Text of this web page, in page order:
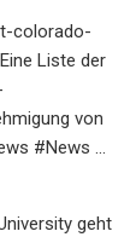
colorado-
Liste der
von
#News ...
geht